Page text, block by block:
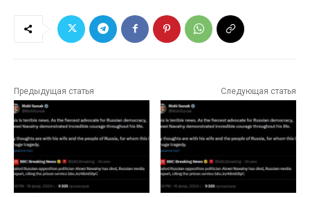
Предыдущая статья Следующая статья